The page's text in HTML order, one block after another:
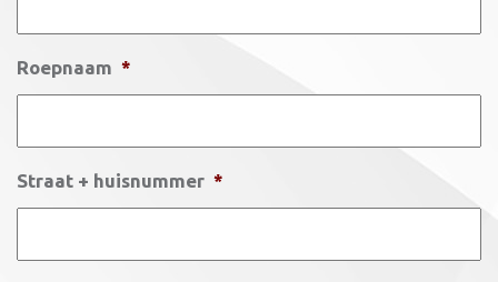
Roepnaam *
Straat + huisnummer *